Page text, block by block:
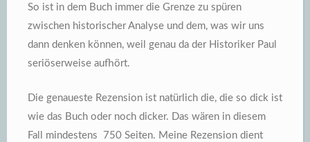
So ist in dem Buch immer die Grenze zu spüren
zwischen historischer Analyse und dem, was wir uns
dann denken können, weil genau da der Historiker Paul
seriöserweise aufhört.
Die genaueste Rezension ist natürlich die, die so dick ist
wie das Buch oder noch dicker. Das wären in diesem
Fall mindestens 750 Seiten. Meine Rezension dient